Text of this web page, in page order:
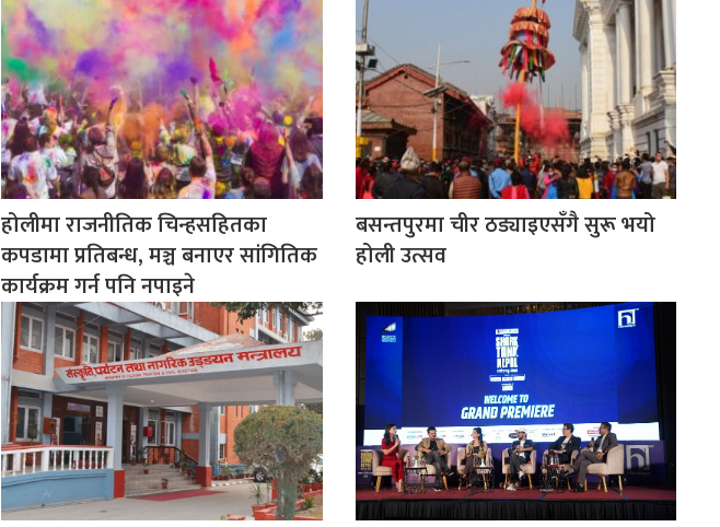
होलीमा राजनीतिक चिन्हसहितका
कपडामा प्रतिबन्ध, मञ्च बनाएर सांगितिक
कार्यक्रम गर्न पनि नपाइने
बसन्तपुरमा चीर ठड्याइएसँगै सुरू भयो
होली उत्सव